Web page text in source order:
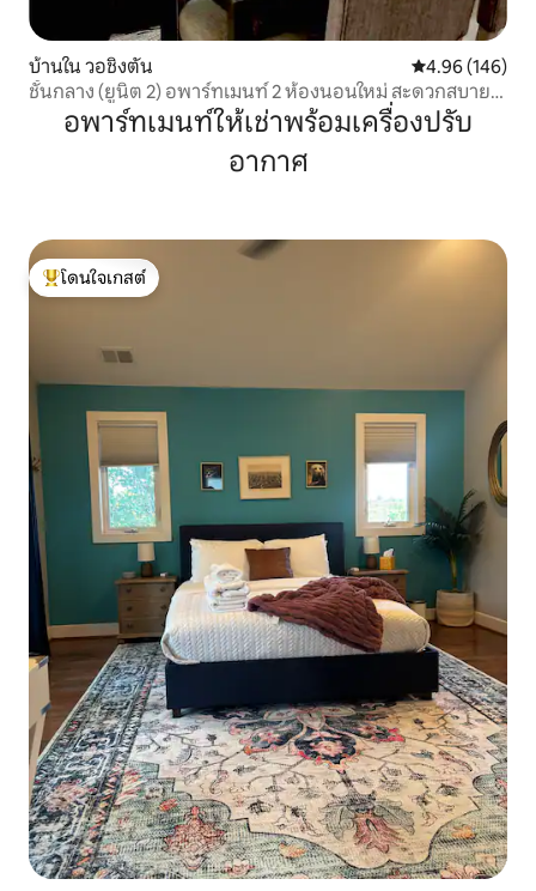
บ้านใน วอชิงตัน คะแนนเฉลี่ย
4.96 (146)
ชั้นกลาง (ยูนิต 2) อพาร์ทเมนท์ 2 ห้องนอนใหม่ สะดวกสบาย
ใกล้ใจกลางเมืองและล็อกกัน
อพาร์ทเมนท์ให้เช่าพร้อมเครื่องปรับ
อากาศ
โดนใจเกสต์ที่สุด
โดนใจเกสต์